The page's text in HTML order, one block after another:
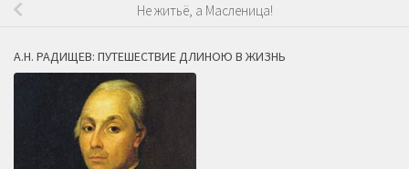
Не житьё, а Масленица!
А.Н. РАДИЩЕВ: ПУТЕШЕСТВИЕ ДЛИНОЮ В ЖИЗНЬ